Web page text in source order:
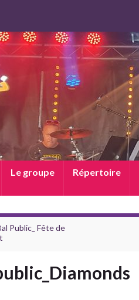
Le groupe Répertoire
Public_ Fête de